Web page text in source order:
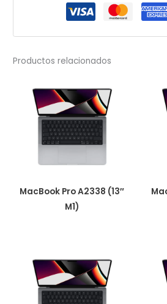
cantidad
Productos relacionados
MacBook Pro A2338 (13″
M1)